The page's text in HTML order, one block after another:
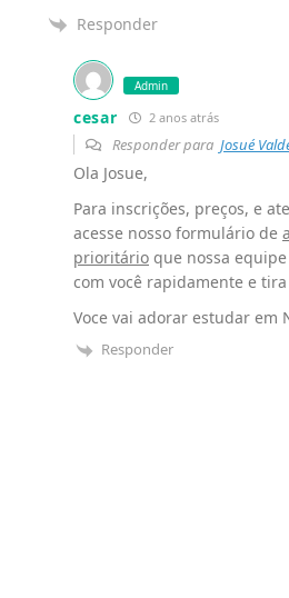
Responder
Admin
cesar 2 anos atrás
Responder para Josué
Ola Josue,
Para inscrições, preços, e
acesse nosso formulário de
prioritário que nossa
com você rapidamente e
Voce vai adorar estudar em
Responder